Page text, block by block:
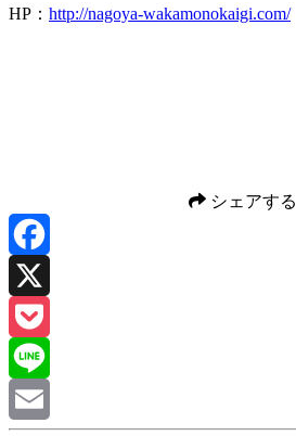
HP ： http://nagoya-wakamonokaigi.com/
シェアする